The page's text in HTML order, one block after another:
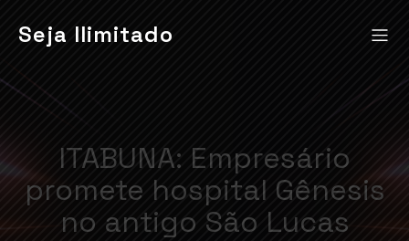
Seja Ilimitado
ITABUNA: Empresário
promete hospital Gênesis
no antigo São Lucas